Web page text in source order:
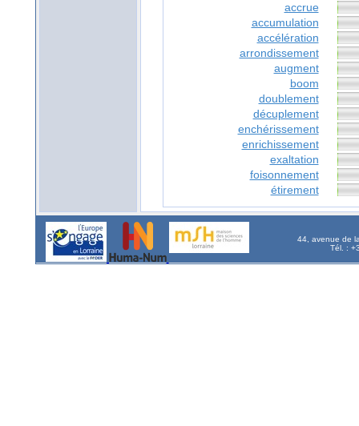
accrue
accumulation
accélération
arrondissement
augment
boom
doublement
décuplement
enchérissement
enrichissement
exaltation
foisonnement
étirement
44, avenue de
Tél. :